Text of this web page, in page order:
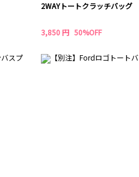
2WAYトートクラッチバッグ
3,850 円 50%OFF